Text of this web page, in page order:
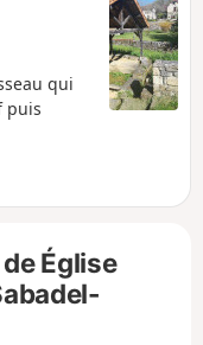
qui
puis
Église